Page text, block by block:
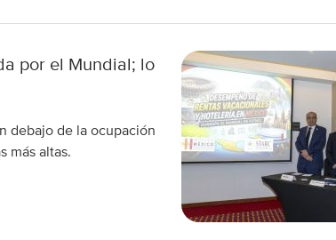
por el Mundial; lo
debajo de la ocupación
más altas.